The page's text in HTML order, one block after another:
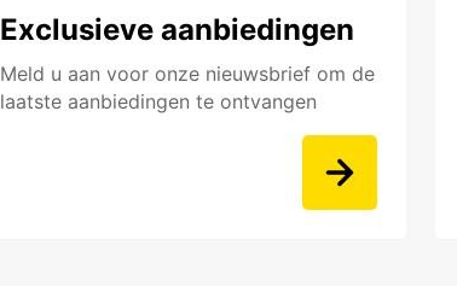
Exclusieve aanbiedingen
Meld u aan voor onze nieuwsbrief om de
laatste aanbiedingen te ontvangen